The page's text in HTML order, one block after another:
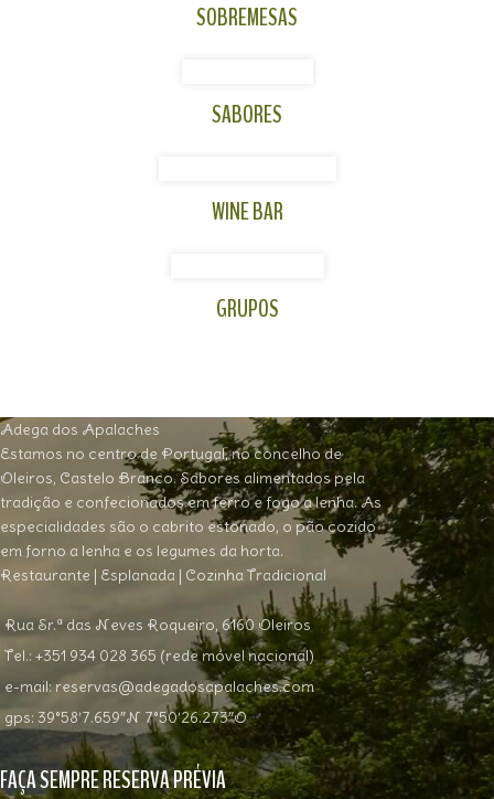
SOBREMESAS
SABORES
WINE BAR
GRUPOS
Adega dos Apalaches
Estamos no centro de Portugal, no concelho de
Oleiros, Castelo Branco. Sabores alimentados pela
tradição e confecionados em ferro e fogo a lenha. As
especialidades são o cabrito estonado, o pão cozido
em forno a lenha e os legumes da horta.
Restaurante | Esplanada | Cozinha Tradicional
Rua Sr.ª das Neves Roqueiro, 6160 Oleiros
Tel.: +351 934 028 365 (rede móvel nacional)
e-mail: reservas@adegadosapalaches.com
gps: 39°58’7.659″N 7°50’26.273″O
FAÇA SEMPRE RESERVA PRÉVIA